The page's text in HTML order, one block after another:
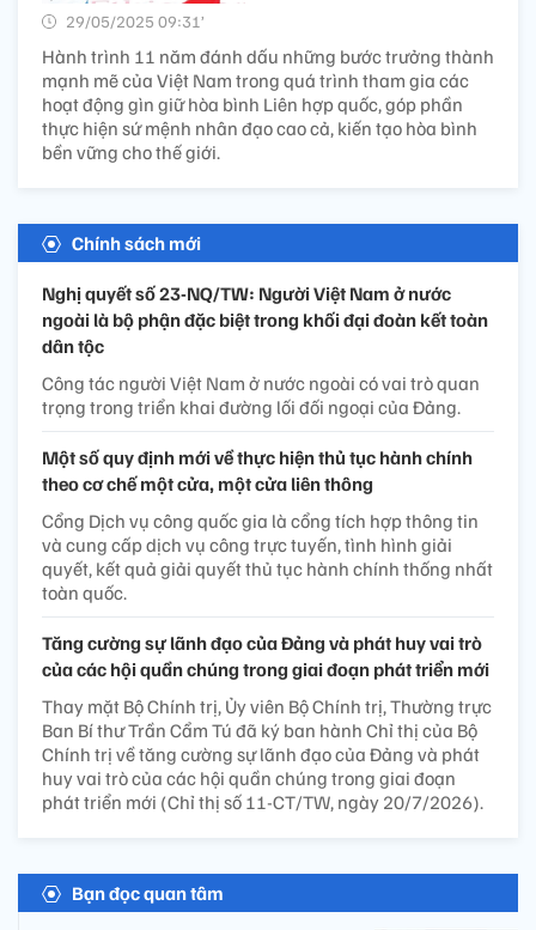
29/05/2025 09:31’
Hành trình 11 năm đánh dấu những bước trưởng thành
mạnh mẽ của Việt Nam trong quá trình tham gia các
hoạt động gìn giữ hòa bình Liên hợp quốc, góp phần
thực hiện sứ mệnh nhân đạo cao cả, kiến tạo hòa bình
bền vững cho thế giới.
Chính sách mới
Nghị quyết số 23-NQ/TW: Người Việt Nam ở nước
ngoài là bộ phận đặc biệt trong khối đại đoàn kết toàn
dân tộc
Công tác người Việt Nam ở nước ngoài có vai trò quan
trọng trong triển khai đường lối đối ngoại của Đảng.
Một số quy định mới về thực hiện thủ tục hành chính
theo cơ chế một cửa, một cửa liên thông
Cổng Dịch vụ công quốc gia là cổng tích hợp thông tin
và cung cấp dịch vụ công trực tuyến, tình hình giải
quyết, kết quả giải quyết thủ tục hành chính thống nhất
toàn quốc.
Tăng cường sự lãnh đạo của Đảng và phát huy vai trò
của các hội quần chúng trong giai đoạn phát triển mới
Thay mặt Bộ Chính trị, Ủy viên Bộ Chính trị, Thường trực
Ban Bí thư Trần Cẩm Tú đã ký ban hành Chỉ thị của Bộ
Chính trị về tăng cường sự lãnh đạo của Đảng và phát
huy vai trò của các hội quần chúng trong giai đoạn
phát triển mới (Chỉ thị số 11-CT/TW, ngày 20/7/2026).
Bạn đọc quan tâm